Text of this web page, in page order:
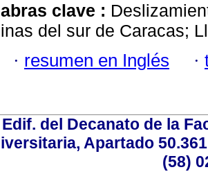
clave :
del sur de Caracas;
· resumen en Inglés ·
Edif. del Decanato de la
Apartado
(58)